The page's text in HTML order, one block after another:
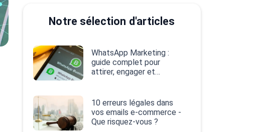
Notre sélection d'articles
WhatsApp Marketing :
guide complet pour
attirer, engager et
10 erreurs légales dans
vos emails e‑commerce -
Que risquez-vous ?